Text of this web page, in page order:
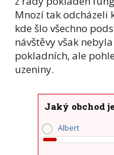
Mnozí tak odcházeli
kde šlo všechno
návštěvy však
pokladních, ale
uzeniny.
Jaký obchod
Albert